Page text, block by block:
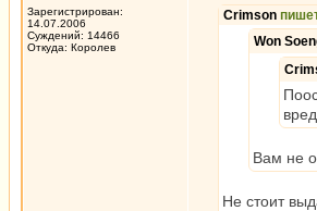
Зарегистрирован:
14.07.2006
Суждений: 14466
Откуда: Королев
Crimson
Won
Вам не о
Не стоит